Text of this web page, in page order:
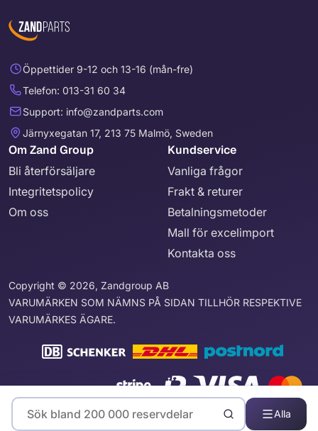
Alla
Öppettider 9-12 och 13-16 (mån-fre)
Telefon: 013-31 60 34
Support: info@zandparts.com
Järnyxegatan 17, 213 75 Malmö, Sweden
Om Zand Group
Bli återförsäljare
Integritetspolicy
Om oss
Kundservice
Vanliga frågor
Frakt & returer
Betalningsmetoder
Mall för excelimport
Kontakta oss
Copyright © 2026, Zandgroup AB
VARUMÄRKEN SOM NÄMNS PÅ SIDAN TILLHÖR RESPEKTIVE
VARUMÄRKES ÄGARE.